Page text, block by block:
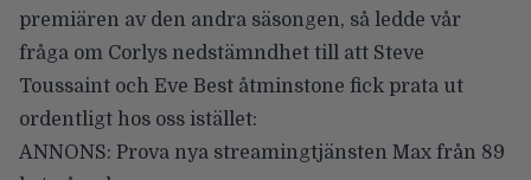
premiären av den andra säsongen, så ledde vår
fråga om Corlys nedstämndhet till att Steve
Toussaint och Eve Best åtminstone fick prata ut
ordentligt hos oss istället:
ANNONS: Prova nya streamingtjänsten Max från 89